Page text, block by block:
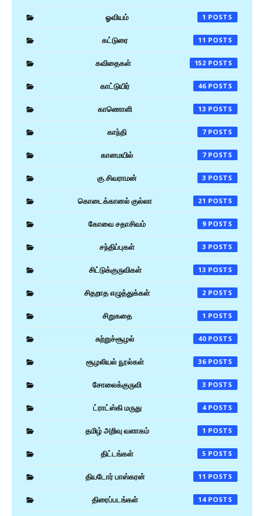
ஓவியம் 1
கட்டுரை 11
கவிதைகள் 152
காட்டுயிர் 46
காணொளி 13
காந்தி 7
கானமயில் 7
கு.சிவராமன் 3
கொடைக்கானல் குல்லா 21
கோவை சதாசிவம் 9
சந்திப்புகள் 3
சிட்டுக்குருவிகள் 13
சிதறாத எழுத்துக்கள் 2
சிறுகதை 1
சுற்றுச்சூழல் 40
சூழலியல் நூல்கள் 36
சோலைக்குருவி 3
ட்ராட்ஸ்கி மருது 4
தமிழ் அறிவு வளாகம் 1
திட்டங்கள் 5
தியடோர் பாஸ்கரன் 11
திரைப்படங்கள் 14